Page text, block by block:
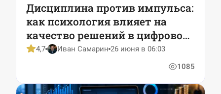
Дисциплина против импульса:
как психология влияет на
качество решений в цифровой
среде
4,7 Иван Самарин 26 июня в 06:03
1085